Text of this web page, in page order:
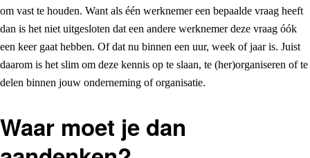
om vast te houden. Want als één werknemer een bepaalde vraag heeft
dan is het niet uitgesloten dat een andere werknemer deze vraag óók
een keer gaat hebben. Of dat nu binnen een uur, week of jaar is. Juist
daarom is het slim om deze kennis op te slaan, te (her)organiseren of te
delen binnen jouw onderneming of organisatie.
Waar moet je dan